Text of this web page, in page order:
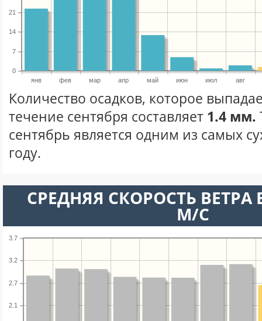
янв фев мар апр май июн июл авг
0
7
14
21
Количество осадков, которое
течение сентября составляет 1.4 мм.
сентябрь является одним из самых
году.
СРЕДНЯЯ СКОРОСТЬ ВЕТРА
М/С
2.1
2.7
3.2
3.7